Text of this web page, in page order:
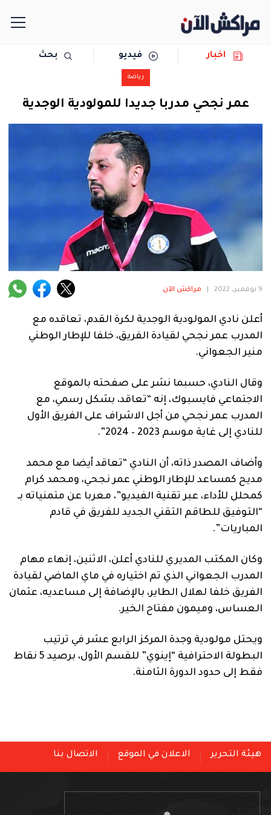
سياسة
المرأة
فنية
آراء
اخبار فيديو بحث
رياضة
عمر نجحي مدربا جديدا للمولودية الوجدية
9 نوفمبر، 2022 مراكش الآن
أعلن نادي المولودية الوجدية لكرة القدم، تعاقده مع
المدرب عمر نجحي لقيادة الفريق، خلفا للإطار الوطني
منير الجعواني.
وقال النادي، حسبما نشر على صفحته بالموقع
الاجتماعي فايسبوك، إنه “تعاقد، بشكل رسمي، مع
المدرب عمر نجحي من أجل الاشراف على الفريق الأول
للنادي إلى غاية موسم 2023 – 2024”.
وأضاف المصدر ذاته، أن النادي “تعاقد أيضا مع محمد
مديح كمساعد للإطار الوطني عمر نجحي، ومحمد كرام
كمحلل للأداء، عبر تقنية الفيديو”، معربا عن متمنياته بـ
“التوفيق للطاقم التقني الجديد للفريق في قادم
المباريات”.
وكان المكتب المديري للنادي أعلن، الاثنين، إنهاء مهام
المدرب الجعواني الذي تم اختياره في ماي الماضي لقيادة
الفريق خلفا لهلال الطاير، بالإضافة إلى مساعديه، عثمان
العساس، وميمون مفتاح الخير.
ويحتل مولودية وجدة المركز الرابع عشر في ترتيب
البطولة الاحترافية “إينوي” للقسم الأول، برصيد 5 نقاط
فقط إلى حدود الدورة الثامنة.
هيئة التحرير الاعلان في الموقع الاتصال بنا